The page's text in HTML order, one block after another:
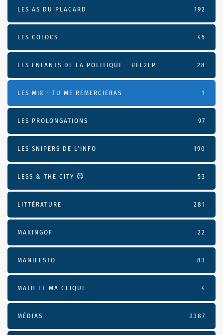
LES AS DU PLACARD 192
LES COLOCS 45
LES ENFANTS DE LA POLITIQUE – #LE2LP 28
LES MIX - TU ME REMERCIERAS 1
LES PROLONGATIONS 97
LES SNIPERS DE L’INFO 190
LESS & THE CITY 😈 53
LITTÉRATURE 281
MAKINGOF 22
MANIFESTO 83
MATH ET MA CLIQUE 4
MÉDIAS 2387